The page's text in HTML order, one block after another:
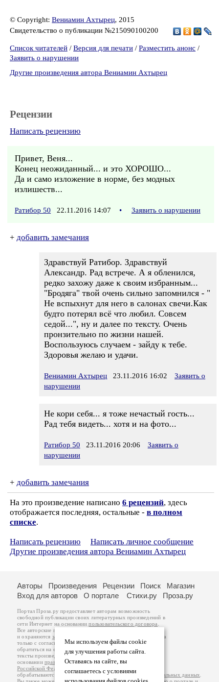
© Copyright: Вениамин Ахтырец, 2015
Свидетельство о публикации №215090100200
Список читателей / Версия для печати / Разместить анонс /
Заявить о нарушении
Другие произведения автора Вениамин Ахтырец
Рецензии
Написать рецензию
Привет, Веня...
Конец неожиданный... и это ХОРОШО...
Да и само изложение в норме, без модных
излишеств...
Ратибор 50 22.11.2016 14:07 • Заявить о нарушении
+ добавить замечания
Здравствуй Ратибор. Здравствуй
Александр. Рад встрече. А я обленился,
редко захожу даже к своим избранным...
"Бродяга" твой очень сильно запомнился - "
Не вспыхнут для него в салонах свечи.Как
будто потерял всё что любил. Совсем
седой...", ну и далее по тексту. Очень
пронзительно по жизни нашей.
Воспользуюсь случаем - зайду к тебе.
Здоровья желаю и удачи.
Вениамин Ахтырец 23.11.2016 16:02
Заявить о
нарушении
Не кори себя... я тоже нечастый гость...
Рад тебя видеть... хотя и на фото...
Ратибор 50 23.11.2016 20:06
Заявить о
нарушении
+ добавить замечания
На это произведение написано 6 рецензий, здесь
отображается последняя, остальные - в полном
списке.
Написать рецензию
Написать личное сообщение
Другие произведения автора Вениамин Ахтырец
Мы используем файлы cookie
для улучшения работы сайта.
Оставаясь на сайте, вы
соглашаетесь с условиями
Авторы Произведения Рецензии Поиск
Магазин
Вход для авторов
О портале Стихи.ру Проза.ру
Портал Проза.ру предоставляет авторам возможность
свободной публикации своих литературных произведений в
сети Интернет на основаниипользовательского договора
Все авторские права на произведения принадлежат авторам
и охраняются законом
. Перепечатка произведений возможна
только с согласия его автора, к которому вы можете
обратиться на его авторской странице. Ответственность за
тексты произведений авторы несут самостоятельно на
основанииправил публикацииизаконодательства
Российской Федерации
обрабатываются на основанииПолитики обработки персональных данных